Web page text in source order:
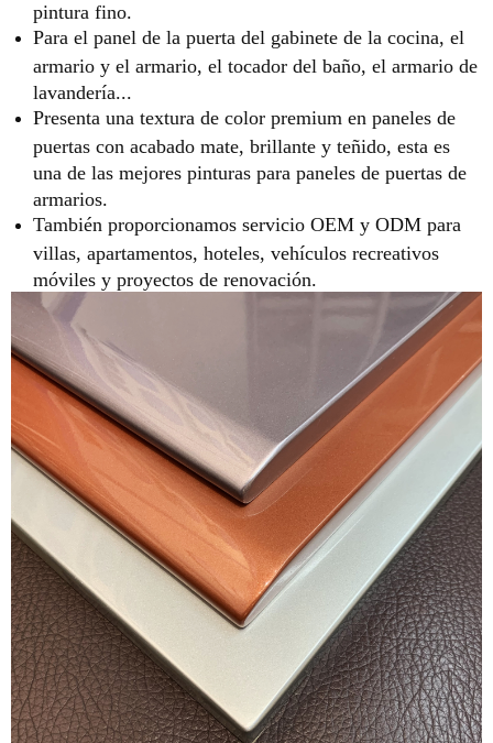
pintura fino.
Para el panel de la puerta del gabinete de la cocina, el
armario y el armario, el tocador del baño, el armario de
lavandería...
Presenta una textura de color premium en paneles de
puertas con acabado mate, brillante y teñido, esta es
una de las mejores pinturas para paneles de puertas de
armarios.
También proporcionamos servicio OEM y ODM para
villas, apartamentos, hoteles, vehículos recreativos
móviles y proyectos de renovación.